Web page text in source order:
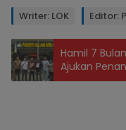
Writer: LOK Editor:
Hamil 7
Ajukan